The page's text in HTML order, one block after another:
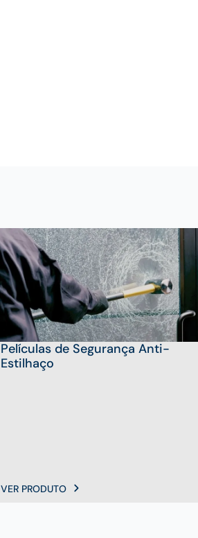
Películas de Segurança Anti-
Estilhaço
VER PRODUTO